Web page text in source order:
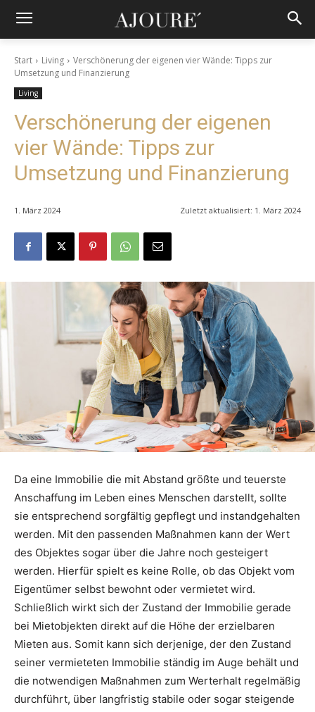
Start Living
Verschönerung der eigenen vier Wände: Tipps zur
Umsetzung und Finanzierung
Living
Verschönerung der eigenen
vier Wände: Tipps zur
Umsetzung und Finanzierung
1. März 2024 Zuletzt aktualisiert: 1. März 2024
Da eine Immobilie die mit Abstand größte und teuerste
Anschaffung im Leben eines Menschen darstellt, sollte
sie entsprechend sorgfältig gepflegt und instandgehalten
werden. Mit den passenden Maßnahmen kann der Wert
des Objektes sogar über die Jahre noch gesteigert
werden. Hierfür spielt es keine Rolle, ob das Objekt vom
Eigentümer selbst bewohnt oder vermietet wird.
Schließlich wirkt sich der Zustand der Immobilie gerade
bei Mietobjekten direkt auf die Höhe der erzielbaren
Mieten aus. Somit kann sich derjenige, der den Zustand
seiner vermieteten Immobilie ständig im Auge behält und
die notwendigen Maßnahmen zum Werterhalt regelmäßig
durchführt, über langfristig stabile oder sogar steigende